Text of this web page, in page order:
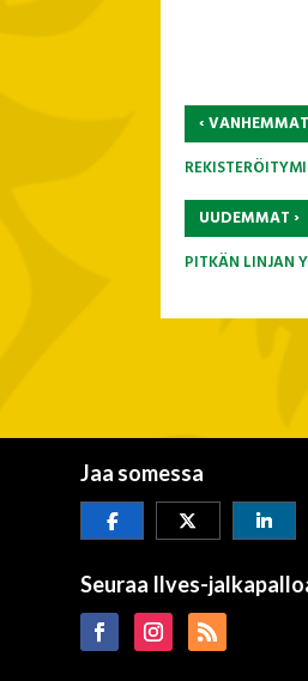
‹VANHEMMAT
UUDEMMAT›
PITKÄN LINJAN
Jaa somessa
Seuraa Ilves-